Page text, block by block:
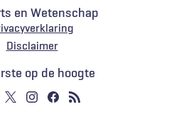
en Wetenschap
Voet
Disclaimer
op de hoogte